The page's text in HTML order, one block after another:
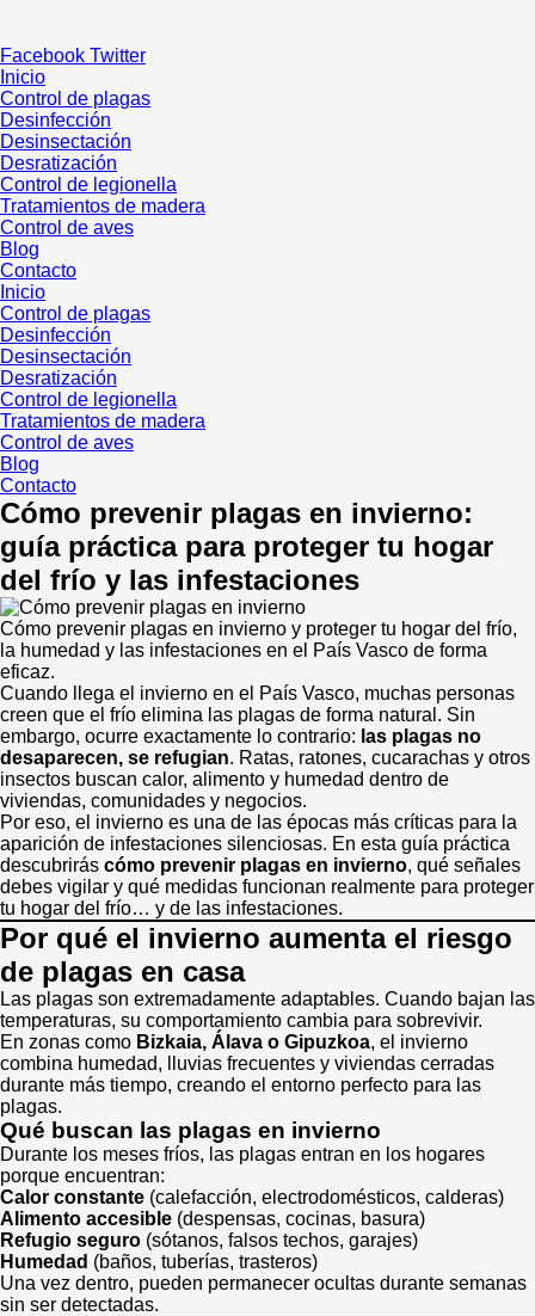
al
contenido
Facebook Twitter
Inicio
Control de plagas
Desinfección
Desinsectación
Desratización
Control de legionella
Tratamientos de madera
Control de aves
Blog
Contacto
Inicio
Control de plagas
Desinfección
Desinsectación
Desratización
Control de legionella
Tratamientos de madera
Control de aves
Blog
Contacto
Cómo prevenir plagas en invierno:
guía práctica para proteger tu hogar
del frío y las infestaciones
Cómo prevenir plagas en invierno y proteger tu hogar del frío,
la humedad y las infestaciones en el País Vasco de forma
eficaz.
Cuando llega el invierno en el País Vasco, muchas personas
creen que el frío elimina las plagas de forma natural. Sin
embargo, ocurre exactamente lo contrario: las plagas no
desaparecen, se refugian. Ratas, ratones, cucarachas y otros
insectos buscan calor, alimento y humedad dentro de
viviendas, comunidades y negocios.
Por eso, el invierno es una de las épocas más críticas para la
aparición de infestaciones silenciosas. En esta guía práctica
descubrirás cómo prevenir plagas en invierno, qué señales
debes vigilar y qué medidas funcionan realmente para proteger
tu hogar del frío… y de las infestaciones.
Por qué el invierno aumenta el riesgo
de plagas en casa
Las plagas son extremadamente adaptables. Cuando bajan las
temperaturas, su comportamiento cambia para sobrevivir.
En zonas como Bizkaia, Álava o Gipuzkoa, el invierno
combina humedad, lluvias frecuentes y viviendas cerradas
durante más tiempo, creando el entorno perfecto para las
plagas.
Qué buscan las plagas en invierno
Durante los meses fríos, las plagas entran en los hogares
porque encuentran:
Calor constante (calefacción, electrodomésticos, calderas)
Alimento accesible (despensas, cocinas, basura)
Refugio seguro (sótanos, falsos techos, garajes)
Humedad (baños, tuberías, trasteros)
Una vez dentro, pueden permanecer ocultas durante semanas
sin ser detectadas.